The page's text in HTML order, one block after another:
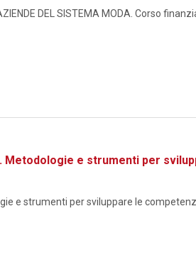
DEL SISTEMA MODA. Corso
Metodologie e strumenti per
e strumenti per sviluppare le